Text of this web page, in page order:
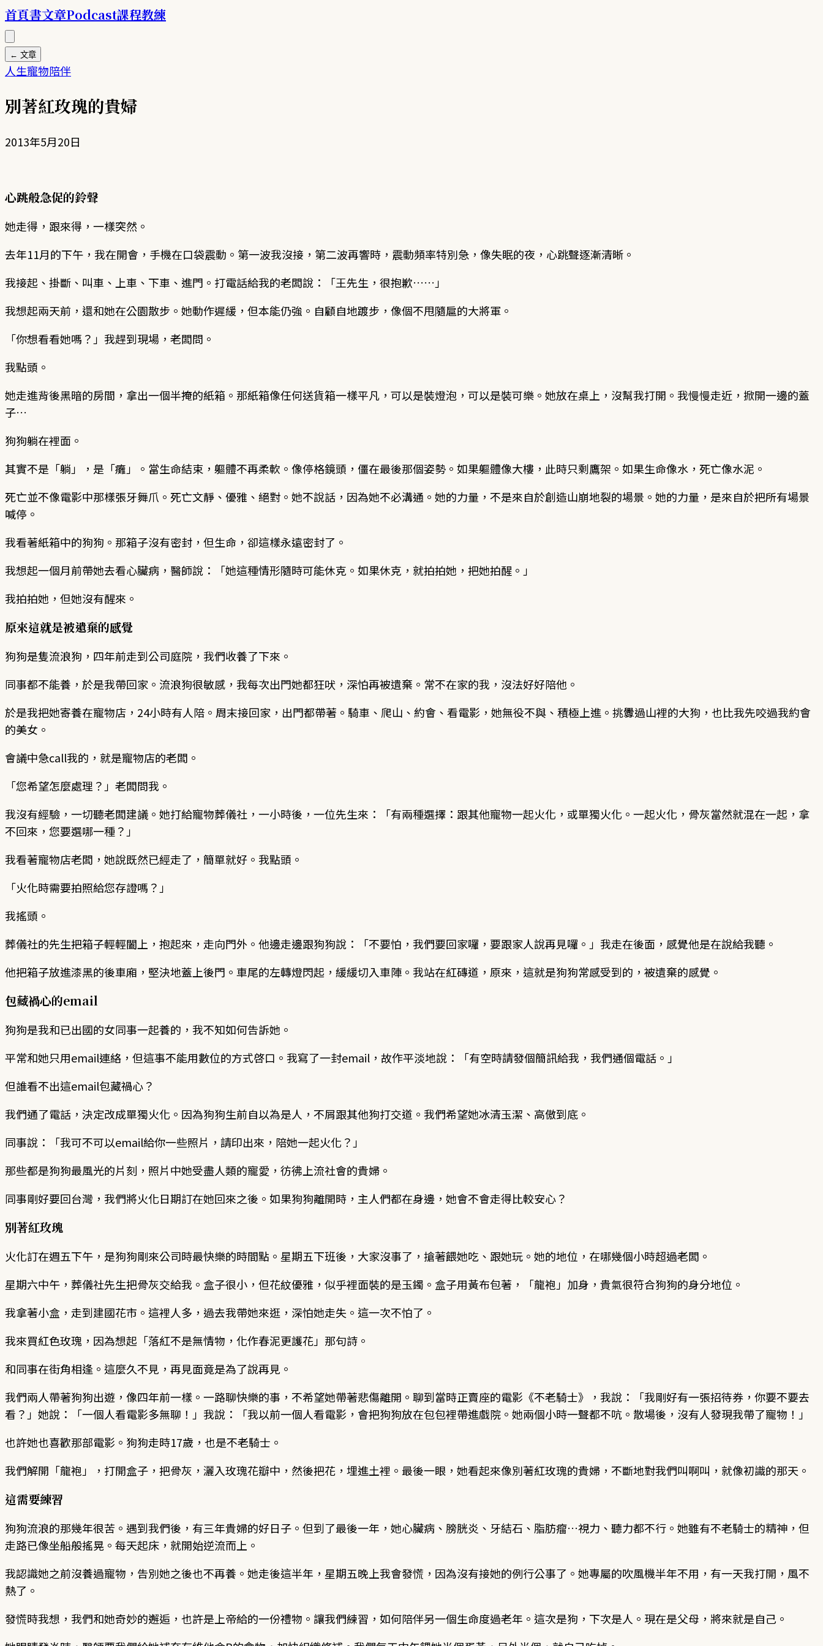
首頁書文章Podcast課程教練
← 文章
人生寵物陪伴
別著紅玫瑰的貴婦
2013年5月20日
心跳般急促的鈴聲
她走得，跟來得，一樣突然。
去年11月的下午，我在開會，手機在口袋震動。第一波我沒接，第二波再響時，震動頻率特別急，像失眠的夜，心跳聲逐漸清晰。
我接起、掛斷、叫車、上車、下車、進門。打電話給我的老闆說：「王先生，很抱歉……」
我想起兩天前，還和她在公園散步。她動作遲緩，但本能仍強。自顧自地踱步，像個不甩隨扈的大將軍。
「你想看看她嗎？」我趕到現場，老闆問。
我點頭。
她走進背後黑暗的房間，拿出一個半掩的紙箱。那紙箱像任何送貨箱一樣平凡，可以是裝燈泡，可以是裝可樂。她放在桌上，沒幫我打開。我慢慢走近，掀開一邊的蓋
子…
狗狗躺在裡面。
其實不是「躺」，是「癱」。當生命結束，軀體不再柔軟。像停格鏡頭，僵在最後那個姿勢。如果軀體像大樓，此時只剩鷹架。如果生命像水，死亡像水泥。
死亡並不像電影中那樣張牙舞爪。死亡文靜、優雅、絕對。她不說話，因為她不必溝通。她的力量，不是來自於創造山崩地裂的場景。她的力量，是來自於把所有場景
喊停。
我看著紙箱中的狗狗。那箱子沒有密封，但生命，卻這樣永遠密封了。
我想起一個月前帶她去看心臟病，醫師說：「她這種情形隨時可能休克。如果休克，就拍拍她，把她拍醒。」
我拍拍她，但她沒有醒來。
原來這就是被遺棄的感覺
狗狗是隻流浪狗，四年前走到公司庭院，我們收養了下來。
同事都不能養，於是我帶回家。流浪狗很敏感，我每次出門她都狂吠，深怕再被遺棄。常不在家的我，沒法好好陪他。
於是我把她寄養在寵物店，24小時有人陪。周末接回家，出門都帶著。騎車、爬山、約會、看電影，她無役不與、積極上進。挑釁過山裡的大狗，也比我先咬過我約會
的美女。
會議中急call我的，就是寵物店的老闆。
「您希望怎麼處理？」老闆問我。
我沒有經驗，一切聽老闆建議。她打給寵物葬儀社，一小時後，一位先生來：「有兩種選擇：跟其他寵物一起火化，或單獨火化。一起火化，骨灰當然就混在一起，拿
不回來，您要選哪一種？」
我看著寵物店老闆，她說既然已經走了，簡單就好。我點頭。
「火化時需要拍照給您存證嗎？」
我搖頭。
葬儀社的先生把箱子輕輕闔上，抱起來，走向門外。他邊走邊跟狗狗說：「不要怕，我們要回家囉，要跟家人說再見囉。」我走在後面，感覺他是在說給我聽。
他把箱子放進漆黑的後車廂，堅決地蓋上後門。車尾的左轉燈閃起，緩緩切入車陣。我站在紅磚道，原來，這就是狗狗常感受到的，被遺棄的感覺。
包藏禍心的email
狗狗是我和已出國的女同事一起養的，我不知如何告訴她。
平常和她只用email連絡，但這事不能用數位的方式啓口。我寫了一封email，故作平淡地說：「有空時請發個簡訊給我，我們通個電話。」
但誰看不出這email包藏禍心？
我們通了電話，決定改成單獨火化。因為狗狗生前自以為是人，不屑跟其他狗打交道。我們希望她冰清玉潔、高傲到底。
同事說：「我可不可以email給你一些照片，請印出來，陪她一起火化？」
那些都是狗狗最風光的片刻，照片中她受盡人類的寵愛，彷彿上流社會的貴婦。
同事剛好要回台灣，我們將火化日期訂在她回來之後。如果狗狗離開時，主人們都在身邊，她會不會走得比較安心？
別著紅玫瑰
火化訂在週五下午，是狗狗剛來公司時最快樂的時間點。星期五下班後，大家沒事了，搶著餵她吃、跟她玩。她的地位，在哪幾個小時超過老闆。
星期六中午，葬儀社先生把骨灰交給我。盒子很小，但花紋優雅，似乎裡面裝的是玉鐲。盒子用黃布包著，「龍袍」加身，貴氣很符合狗狗的身分地位。
我拿著小盒，走到建國花市。這裡人多，過去我帶她來逛，深怕她走失。這一次不怕了。
我來買紅色玫瑰，因為想起「落紅不是無情物，化作春泥更護花」那句詩。
和同事在街角相逢。這麼久不見，再見面竟是為了說再見。
我們兩人帶著狗狗出遊，像四年前一樣。一路聊快樂的事，不希望她帶著悲傷離開。聊到當時正賣座的電影《不老騎士》，我說：「我剛好有一張招待券，你要不要去
看？」她說：「一個人看電影多無聊！」我說：「我以前一個人看電影，會把狗狗放在包包裡帶進戲院。她兩個小時一聲都不吭。散場後，沒有人發現我帶了寵物！」
也許她也喜歡那部電影。狗狗走時17歲，也是不老騎士。
我們解開「龍袍」，打開盒子，把骨灰，灑入玫瑰花瓣中，然後把花，埋進土裡。最後一眼，她看起來像別著紅玫瑰的貴婦，不斷地對我們叫啊叫，就像初識的那天。
這需要練習
狗狗流浪的那幾年很苦。遇到我們後，有三年貴婦的好日子。但到了最後一年，她心臟病、膀胱炎、牙結石、脂肪瘤…視力、聽力都不行。她雖有不老騎士的精神，但
走路已像坐船般搖晃。每天起床，就開始逆流而上。
我認識她之前沒養過寵物，告別她之後也不再養。她走後這半年，星期五晚上我會發慌，因為沒有接她的例行公事了。她專屬的吹風機半年不用，有一天我打開，風不
熱了。
發慌時我想，我們和她奇妙的邂逅，也許是上帝給的一份禮物。讓我們練習，如何陪伴另一個生命度過老年。這次是狗，下次是人。現在是父母，將來就是自己。